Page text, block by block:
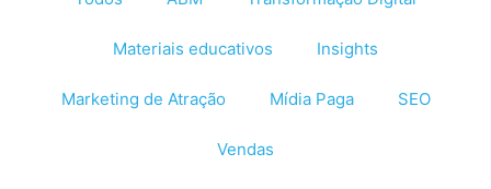
Materiais educativos Insights
Marketing de Atração Mídia Paga SEO
Vendas